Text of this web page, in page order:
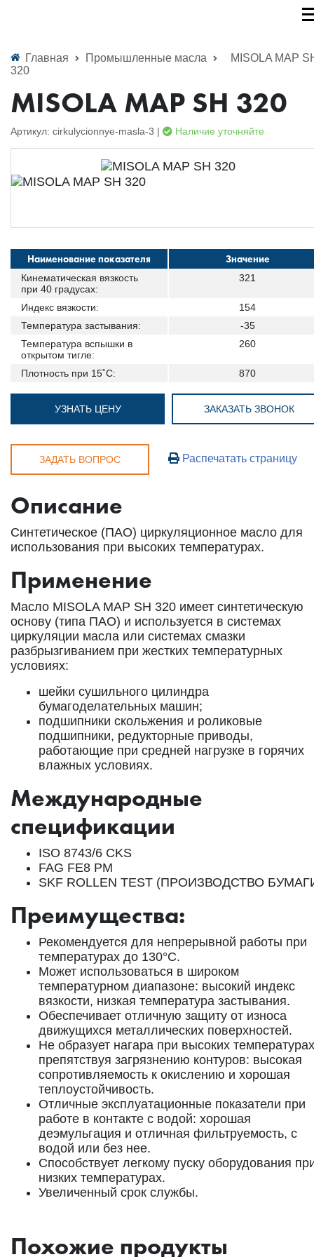
Главная Промышленные масла
MISOLA MAP
320
MISOLA MAP SH 320
Артикул: cirkulycionnye-masla-3 | Наличие уточняйте
Наименование показателя Значение
Кинематическая вязкость
при 40 градусах:
321
Индекс вязкости:
154
Температура застывания:
-35
Температура вспышки в
открытом тигле:
260
Плотность при 15˚С: 870
УЗНАТЬ ЦЕНУ ЗАКАЗАТЬ ЗВОНОК
ЗАДАТЬ ВОПРОС Распечатать страницу
Описание
Синтетическое (ПАО) циркуляционное масло для
использования при высоких температурах.
Применение
Масло MISOLA MAP SH 320 имеет синтетическую
основу (типа ПАО) и используется в системах
циркуляции масла или системах смазки
разбрызгиванием при жестких температурных
условиях:
шейки сушильного цилиндра
бумагоделательных машин;
подшипники скольжения и роликовые
подшипники, редукторные приводы,
работающие при средней нагрузке в горячих
влажных условиях.
Международные
спецификации
ISO 8743/6 CKS
FAG FE8 PM
SKF ROLLEN TEST (ПРОИЗВОДСТВО
Преимущества:
Рекомендуется для непрерывной работы при
температурах до 130°C.
Может использоваться в широком
температурном диапазоне: высокий индекс
вязкости, низкая температура застывания.
Обеспечивает отличную защиту от износа
движущихся металлических поверхностей.
Не образует нагара при высоких
препятствуя загрязнению контуров: высокая
сопротивляемость к окислению и хорошая
теплоустойчивость.
Отличные эксплуатационные показатели при
работе в контакте с водой: хорошая
деэмульгация и отличная фильтруемость, с
водой или без нее.
Способствует легкому пуску оборудования
низких температурах.
Увеличенный срок службы.
Похожие продукты